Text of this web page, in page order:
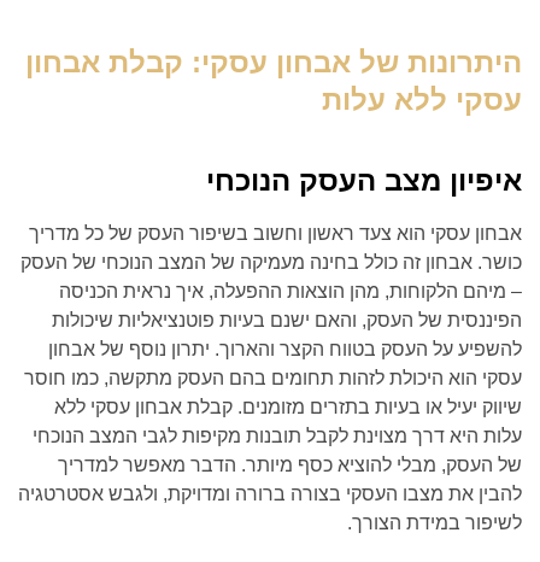
היתרונות של אבחון עסקי: קבלת אבחון
עסקי ללא עלות
איפיון מצב העסק הנוכחי
אבחון עסקי הוא צעד ראשון וחשוב בשיפור העסק של כל מדריך
כושר. אבחון זה כולל בחינה מעמיקה של המצב הנוכחי של העסק
– מיהם הלקוחות, מהן הוצאות ההפעלה, איך נראית הכניסה
הפיננסית של העסק, והאם ישנם בעיות פוטנציאליות שיכולות
להשפיע על העסק בטווח הקצר והארוך. יתרון נוסף של אבחון
עסקי הוא היכולת לזהות תחומים בהם העסק מתקשה, כמו חוסר
שיווק יעיל או בעיות בתזרים מזומנים. קבלת אבחון עסקי ללא
עלות היא דרך מצוינת לקבל תובנות מקיפות לגבי המצב הנוכחי
של העסק, מבלי להוציא כסף מיותר. הדבר מאפשר למדריך
להבין את מצבו העסקי בצורה ברורה ומדויקת, ולגבש אסטרטגיה
לשיפור במידת הצורך.